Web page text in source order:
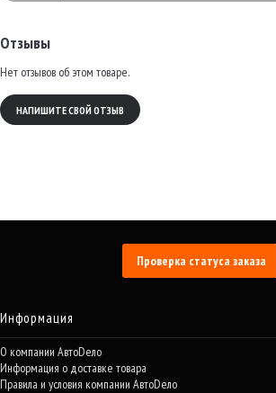
Отзывы
Нет отзывов об этом товаре.
НАПИШИТЕ СВОЙ ОТЗЫВ
Проверка статуса заказа
Информация
О компании АвтоDело
Информация о доставке товара
Правила и условия компании АвтоDело